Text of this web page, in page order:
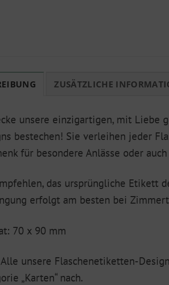
ZUSÄTZLICHE
unsere einzigartigen, mit Liebe
bestechen! Sie verleihen jeder
für besondere Anlässe oder
das ursprüngliche Etikett
erfolgt am besten bei
70 x 90 mm
unsere Flaschenetiketten-
„Karten“ nach.